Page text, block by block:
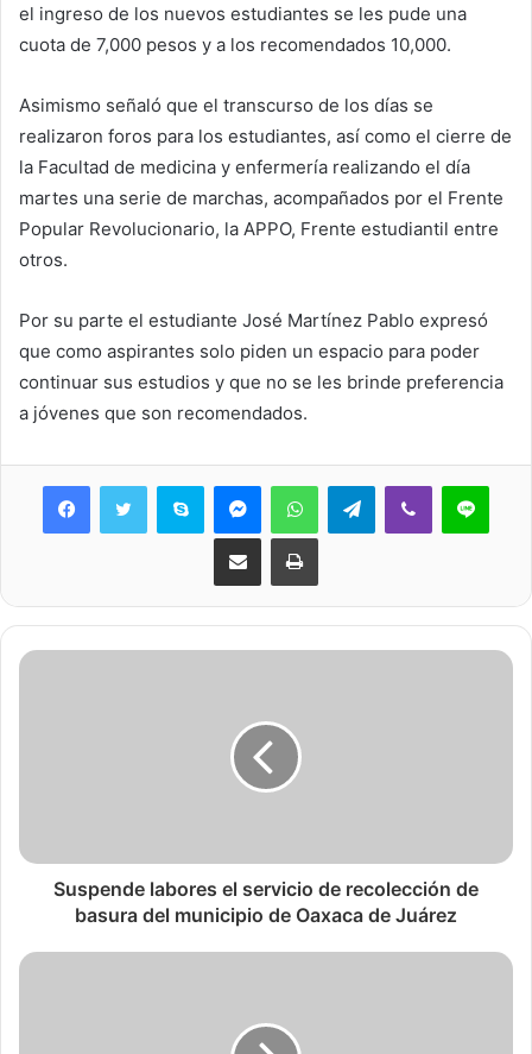
el ingreso de los nuevos estudiantes se les pude una
cuota de 7,000 pesos y a los recomendados 10,000.
Asimismo señaló que el transcurso de los días se
realizaron foros para los estudiantes, así como el cierre de
la Facultad de medicina y enfermería realizando el día
martes una serie de marchas, acompañados por el Frente
Popular Revolucionario, la APPO, Frente estudiantil entre
otros.
Por su parte el estudiante José Martínez Pablo expresó
que como aspirantes solo piden un espacio para poder
continuar sus estudios y que no se les brinde preferencia
a jóvenes que son recomendados.
Skype MessengerWhatsAppTelegramViber Line
Share via Email Print
Suspende labores el servicio de recolección de
basura del municipio de Oaxaca de Juárez